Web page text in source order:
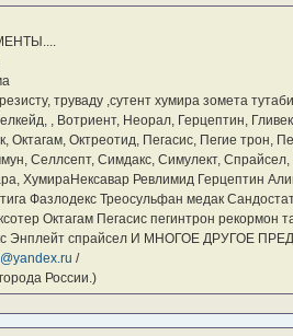
труваду ,сутент хумира зомета
, Вотриент, Неорал, Герцептин,
Октреотид, Пегасис, Пегие трон,
Селлсепт, Симдакс, Симулект, Спрайсел,
ХумираНексавар Ревлимид Герцептин
Фазлодекс Треосульфан медак
Октагам Пегасис пегинтрон рекормон
Энплейт спрайсел И МНОГОЕ ДРУГОЕ
/
России.)